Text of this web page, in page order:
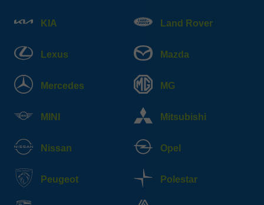
KIA Land Rover
Lexus Mazda
Mercedes MG
MINI Mitsubishi
Nissan Opel
Peugeot Polestar